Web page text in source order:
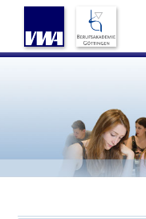
Startseite Akademie